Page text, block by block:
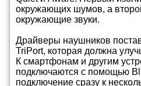
окружающих шумов, а
окружающие звуки.
Драйверы наушников
TriPort, которая должна
К смартфонам и другим
подключаются с помощью
подключение сразу к